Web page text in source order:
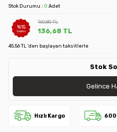
Stok Durumu : 0 Adet
%15
İndirim
160,80TL
136,68 TL
45.56 TL 'den başlayan taksitlerle
Stok
Gelince
Hızlı Kargo